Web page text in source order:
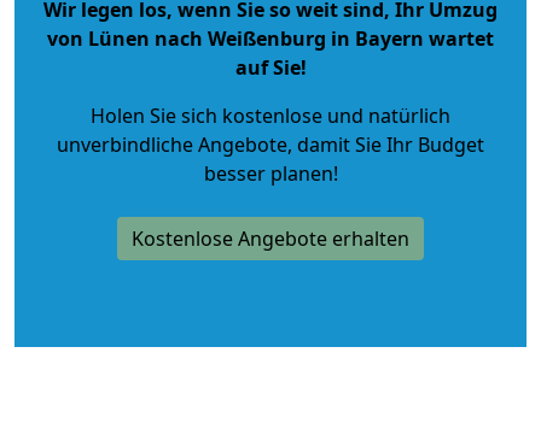
Wir legen los, wenn Sie so weit sind, Ihr Umzug
von Lünen nach Weißenburg in Bayern wartet
auf Sie!
Holen Sie sich kostenlose und natürlich
unverbindliche Angebote, damit Sie Ihr Budget
besser planen!
Kostenlose Angebote erhalten